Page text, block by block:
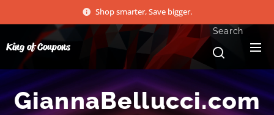
Shop smarter, Save bigger.
King of Coupons
Search
GiannaBellucci.com